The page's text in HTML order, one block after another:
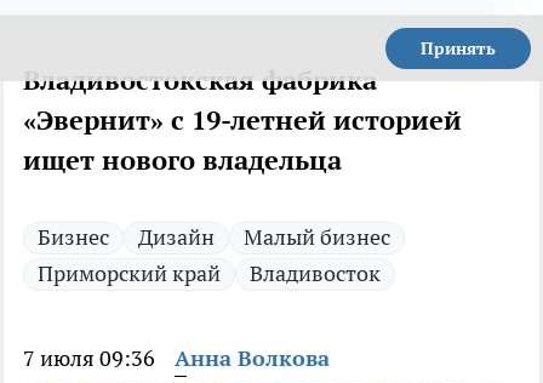
Принять
Владивостокская фабрика
«Эвернит» с 19-летней историей
ищет нового владельца
Бизнес Дизайн
Малый бизнес
Приморский край
Владивосток
7 июля 09:36 Анна Волкова